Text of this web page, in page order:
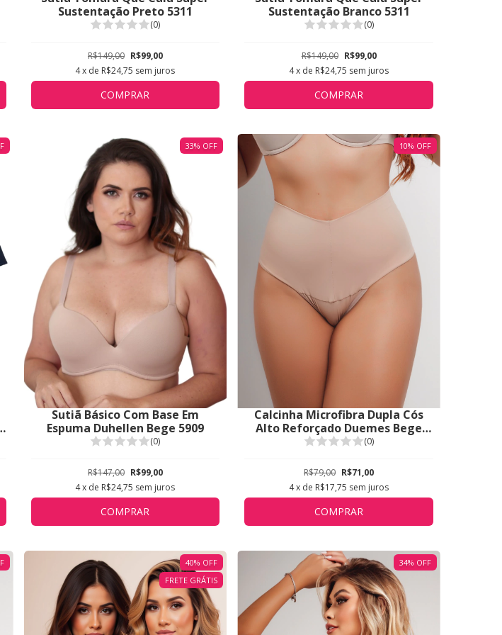
Sustentação Preto 5311
(0)
R$149,00 R$99,00
4x de R$24,75 sem juros
COMPRAR
Sustentação Branco 5311
(0)
R$149,00 R$99,00
4x de R$24,75 sem juros
COMPRAR
33% OFF
Sutiã Básico Com Base Em
Espuma Duhellen Bege 5909
(0)
R$147,00 R$99,00
4x de R$24,75 sem juros
COMPRAR
10% OFF
Calcinha Microfibra Dupla Cós
Alto Reforçado Duemes Bege
1609
(0)
R$79,00 R$71,00
4x de R$17,75 sem juros
COMPRAR
40% OFF
FRETE GRÁTIS
34% OFF